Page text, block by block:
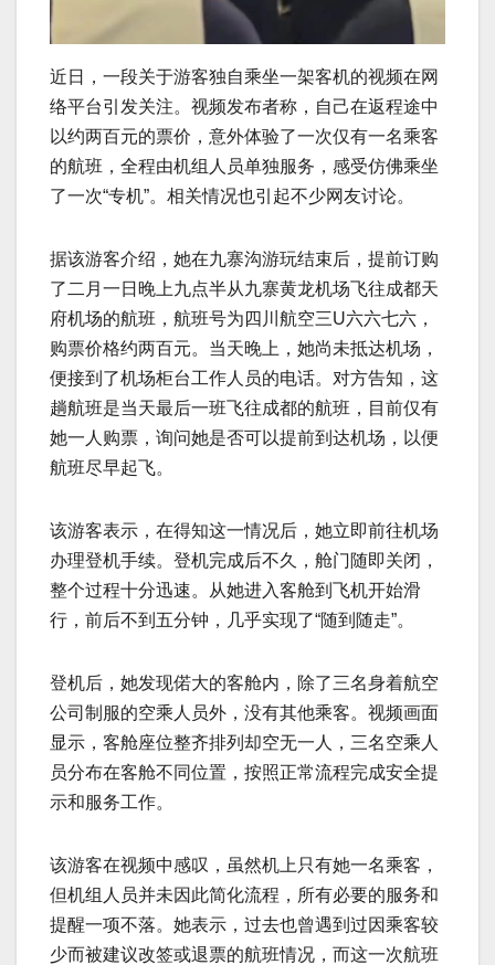
近日，一段关于游客独自乘坐一架客机的视频在网
络平台引发关注。视频发布者称，自己在返程途中
以约两百元的票价，意外体验了一次仅有一名乘客
的航班，全程由机组人员单独服务，感受仿佛乘坐
了一次“专机”。相关情况也引起不少网友讨论。
据该游客介绍，她在九寨沟游玩结束后，提前订购
了二月一日晚上九点半从九寨黄龙机场飞往成都天
府机场的航班，航班号为四川航空三U六六七六，
购票价格约两百元。当天晚上，她尚未抵达机场，
便接到了机场柜台工作人员的电话。对方告知，这
趟航班是当天最后一班飞往成都的航班，目前仅有
她一人购票，询问她是否可以提前到达机场，以便
航班尽早起飞。
该游客表示，在得知这一情况后，她立即前往机场
办理登机手续。登机完成后不久，舱门随即关闭，
整个过程十分迅速。从她进入客舱到飞机开始滑
行，前后不到五分钟，几乎实现了“随到随走”。
登机后，她发现偌大的客舱内，除了三名身着航空
公司制服的空乘人员外，没有其他乘客。视频画面
显示，客舱座位整齐排列却空无一人，三名空乘人
员分布在客舱不同位置，按照正常流程完成安全提
示和服务工作。
该游客在视频中感叹，虽然机上只有她一名乘客，
但机组人员并未因此简化流程，所有必要的服务和
提醒一项不落。她表示，过去也曾遇到过因乘客较
少而被建议改签或退票的航班情况，而这一次航班